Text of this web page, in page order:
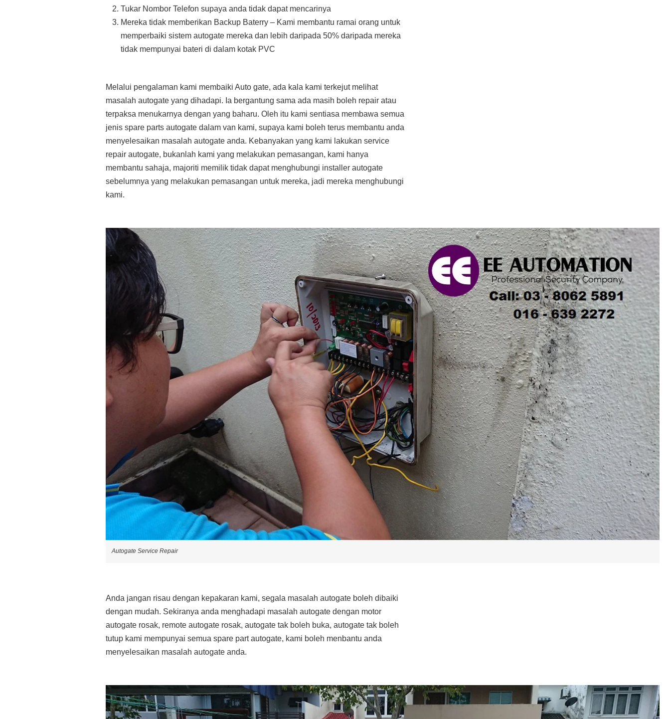
Tukar Nombor Telefon supaya anda tidak dapat mencarinya
Mereka tidak memberikan Backup Baterry – Kami membantu ramai orang untuk
memperbaiki sistem autogate mereka dan lebih daripada 50% daripada mereka
tidak mempunyai bateri di dalam kotak PVC
Melalui pengalaman kami membaiki Auto gate, ada kala kami terkejut melihat
masalah autogate yang dihadapi. Ia bergantung sama ada masih boleh repair atau
terpaksa menukarnya dengan yang baharu. Oleh itu kami sentiasa membawa semua
jenis spare parts autogate dalam van kami, supaya kami boleh terus membantu anda
menyelesaikan masalah autogate anda. Kebanyakan yang kami lakukan service
repair autogate, bukanlah kami yang melakukan pemasangan, kami hanya
membantu sahaja, majoriti memilik tidak dapat menghubungi installer autogate
sebelumnya yang melakukan pemasangan untuk mereka, jadi mereka menghubungi
kami.
Autogate Service Repair
Anda jangan risau dengan kepakaran kami, segala masalah autogate boleh dibaiki
dengan mudah. Sekiranya anda menghadapi masalah autogate dengan motor
autogate rosak, remote autogate rosak, autogate tak boleh buka, autogate tak boleh
tutup kami mempunyai semua spare part autogate, kami boleh menbantu anda
menyelesaikan masalah autogate anda.